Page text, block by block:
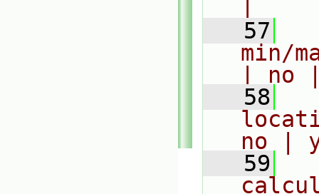
   57
min/
| no
   58
no |
   59